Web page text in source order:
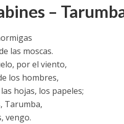
–
las moscas.
por el viento,
los hombres,
hojas, los papeles;
Tarumba,
vengo.